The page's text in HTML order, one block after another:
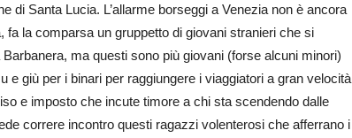
di Santa Lucia. L’allarme borseggi a Venezia non è ancora
la comparsa un gruppetto di giovani stranieri che si
ma questi sono più giovani (forse alcuni minori)
e giù per i binari per raggiungere i viaggiatori a gran velocità
e imposto che incute timore a chi sta scendendo dalle
correre incontro questi ragazzi volenterosi che afferrano i